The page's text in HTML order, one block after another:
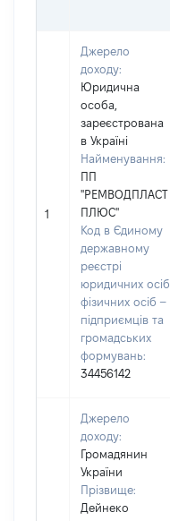
1
Джерело
доходу:
Юридична
особа,
зареєстрована
в Україні
Найменування:
ПП
"РЕМВОДПЛАСТ
ПЛЮС"
Код в Єдиному
державному
реєстрі
юридичних осіб,
фізичних осіб –
підприємців та
громадських
формувань:
34456142
Джерело
доходу:
Громадянин
України
Прізвище:
Дейнеко